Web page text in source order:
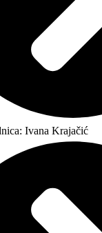
Ivana Krajačić